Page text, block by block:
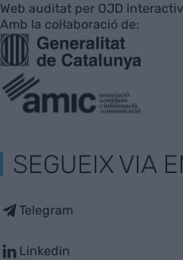
Web auditat per OJD
Amb la col·laboració de:
SEGUEIX VIA
Telegram
Linkedin